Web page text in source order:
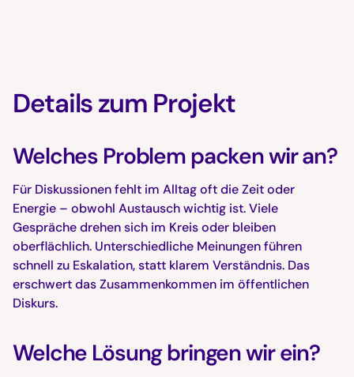
Details zum Projekt
Welches Problem packen wir an?
Für Diskussionen fehlt im Alltag oft die Zeit oder
Energie – obwohl Austausch wichtig ist. Viele
Gespräche drehen sich im Kreis oder bleiben
oberflächlich. Unterschiedliche Meinungen führen
schnell zu Eskalation, statt klarem Verständnis. Das
erschwert das Zusammenkommen im öffentlichen
Diskurs.
Welche Lösung bringen wir ein?